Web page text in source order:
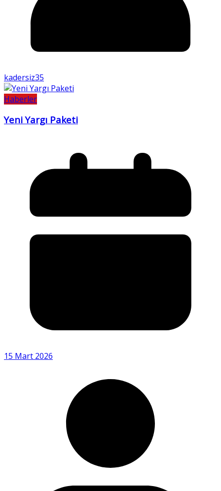
kadersiz35
Haberler
Yeni Yargı Paketi
15 Mart 2026